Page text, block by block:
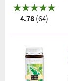
4.78 (64)